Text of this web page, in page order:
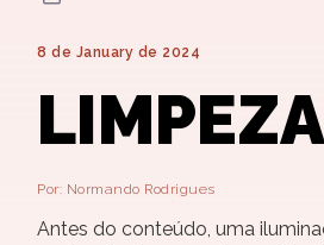
8 de January de 2024
Por: Normando Rodrigues
Antes do conteúdo, uma